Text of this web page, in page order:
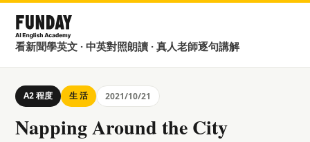
看新聞學英文 · 中英對照朗讀 · 真人老師逐句講解
A2 程度 生 活 2021/10/21
Napping Around the City